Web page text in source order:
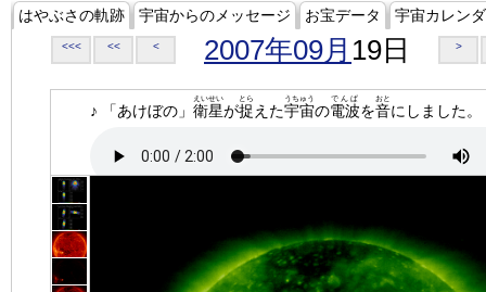
はやぶさの軌跡 宇宙からのメッセージ お宝データ 宇宙カレン
<<< << < 2007年09月 19日 >
♪ 「あけぼの」 衛星
えいせい
が捉
とら
えた宇宙
うちゅう
の電波
でんぱ
を音
おと
にしました。